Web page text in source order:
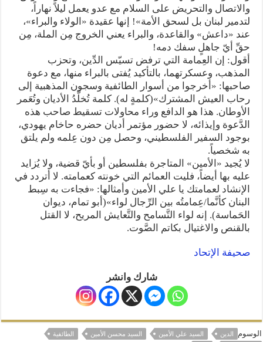
والاتصال والتحريض على السلام مع عدو يعمل ليلاً نهاراً،
لتدمير لبنان بل لسحق الأمة»! إنها عقيدة «الولاء والبراء»،
عند «داعش» والقاعدة، والبراء يعني الخروج مِن الملة، مِن
حقِّ أيّ جاهلٍ سفك دمه!
أقول: إن العِمامة التي ترفض تسيّس الدِّين، وتحزب
المذهب، وعسكرتهما، بالتأكيد يُفتى بالبراء منها، مع دعوة
صاحبها: «أخرجوا من أسوار الطائفية وسجون المذهبية إلى
رحاب العيش المشترك»(كلمةٍ له). كلمة تُخلَّدُ الأديان وتُعَمر
الأوطان. هذا هو الدافع وراء محاولات تسقيط صاحب هذه
الدَّعوة وإيذائه، لا حضور مؤتمر أديان حضره حاخام يهودي،
بوجود السفير الفلسطيني، وحصل مِن دون عِلمه ولم يلتق
به شخصياً.
لا يُجيد «الأمين» المتاجرة بفلسطين أو بأيّ قضية، ولا يُزايد
عليه بها أيضاً، فليت العمائم التي خونته كعمامته. لا أتردد في
الإنشاد لعمامتك يا علي الأمين وأمثالها: «فجاءت به سِبط
البنان كأنَّما/عِمامتُه بين الرِّجال لواء»(أبو تمام، ديوان
الحَماسة). إنه لواء التَّسامح والتَّعايش المريح، لا القتل
بالقنص والاغتيال بكاتم الصَّوت.
صحيفة الإتحاد
شارك وانشر
الوسوم الدين السيد علي الأمين السيد محسن الأمين
الطائفية